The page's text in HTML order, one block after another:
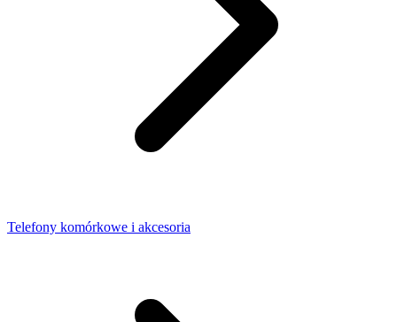
Telefony komórkowe i akcesoria